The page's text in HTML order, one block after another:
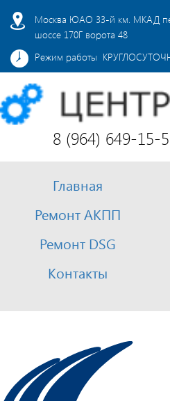
Москва ЮАО 33-й км. МКАД
шоссе 170Г ворота 48
Режим работы
8 (964) 649-15-
Главная
Ремонт АКПП
Ремонт DSG
Контакты